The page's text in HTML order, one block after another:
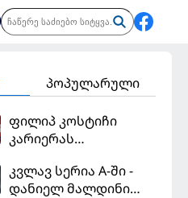
პოპულარული
ფილიპ კოსტიჩი
კარიერას
განაგრძობს
კვლავ სერია A-ში -
დანიელ მალდინი